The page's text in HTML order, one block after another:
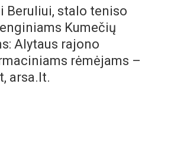
Beruliui, stalo teniso
Kumečių
Alytaus rajono
rėmėjams –
arsa.lt.